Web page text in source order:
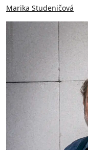
Marika Studeničová